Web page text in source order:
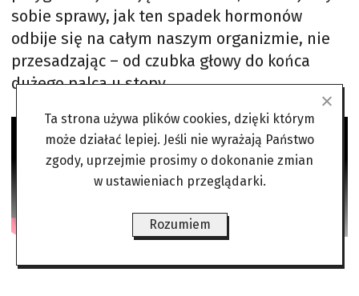
sobie sprawy, jak ten spadek hormonów
odbije się na całym naszym organizmie, nie
przesadzając – od czubka głowy do końca
dużego palca u stopy.
Ta strona używa plików cookies, dzięki którym
może działać lepiej. Jeśli nie wyrażają Państwo
zgody, uprzejmie prosimy o dokonanie zmian
w ustawieniach przeglądarki.
Rozumiem